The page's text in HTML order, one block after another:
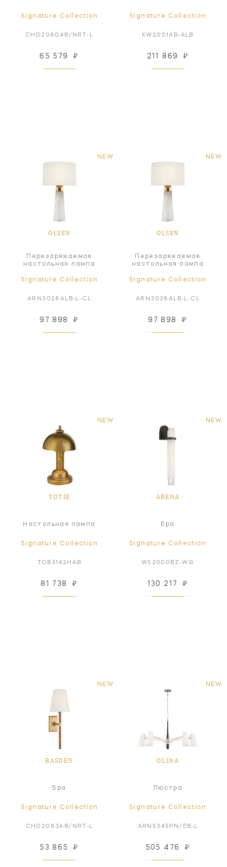
Signature Collection
CHD2080AB/NRT-L
65 579 ₽
Signature Collection
KW2001AB-ALB
211 869 ₽
NEW
OLSEN
Перезаряжаемая
настольная лампа
Signature Collection
ARN3028ALB-L-CL
97 898 ₽
NEW
OLSEN
Перезаряжаемая
настольная лампа
Signature Collection
ARN3028ALB-L-CL
97 898 ₽
NEW
TOTIE
Настольная лампа
Signature Collection
TOB3142HAB
81 738 ₽
NEW
ARENA
Бра
Signature Collection
WS2000BZ-WG
130 217 ₽
NEW
BASDEN
Бра
Signature Collection
CHD2083AB/NRT-L
53 865 ₽
NEW
OLINA
Люстра
Signature Collection
ARN5345PN/EB-L
505 476 ₽